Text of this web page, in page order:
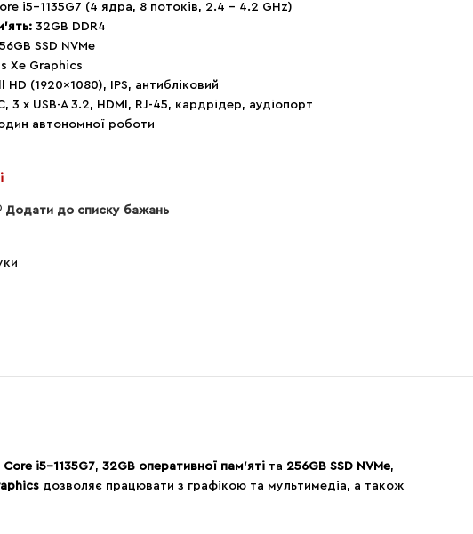
i5-1135G7 (4 ядра, 8 потоків, 2.4 – 4.2 GHz)
32GB DDR4
SSD NVMe
Xe Graphics
HD (1920×1080), IPS, антибліковий
3 x USB-A 3.2, HDMI, RJ-45, кардрідер, аудіопорт
автономної роботи
Додати до списку бажань
Core i5-1135G7, 32GB оперативної пам’яті та 256GB SSD NVMe,
дозволяє працювати з графікою та мультимедіа, а також